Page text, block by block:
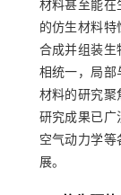
材料甚至能在
的仿生材料
合成并组装生
相统一，局部
材料的研究聚
研究成果已广
空气动力学
展。